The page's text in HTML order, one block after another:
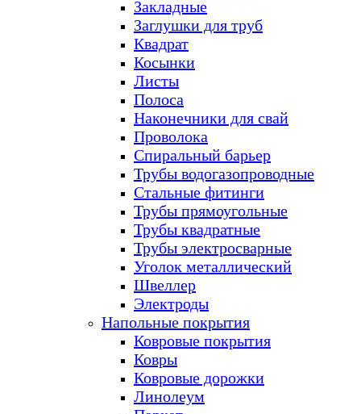
Закладные
Заглушки для труб
Квадрат
Косынки
Листы
Полоса
Наконечники для свай
Проволока
Спиральный барьер
Трубы водогазопроводные
Стальные фитинги
Трубы прямоугольные
Трубы квадратные
Трубы электросварные
Уголок металлический
Швеллер
Электроды
Напольные покрытия
Ковровые покрытия
Ковры
Ковровые дорожки
Линолеум